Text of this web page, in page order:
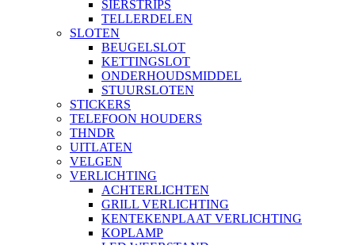
SIERSTRIPS
TELLERDELEN
SLOTEN
BEUGELSLOT
KETTINGSLOT
ONDERHOUDSMIDDEL
STUURSLOTEN
STICKERS
TELEFOON HOUDERS
THNDR
UITLATEN
VELGEN
VERLICHTING
ACHTERLICHTEN
GRILL VERLICHTING
KENTEKENPLAAT VERLICHTING
KOPLAMP